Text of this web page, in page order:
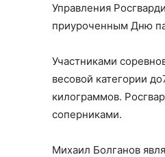
Управления
приуроченным Дню
Участниками
весовой категории
килограммов.
соперниками.
Михаил Болганов